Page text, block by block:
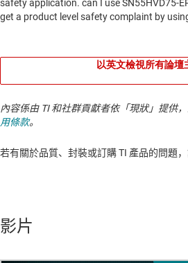
以英文檢視所有論壇
內容係由 TI 和社群貢獻者依「現狀」提供
用條款。
若有關於品質、封裝或訂購 TI 產品的問題
影片